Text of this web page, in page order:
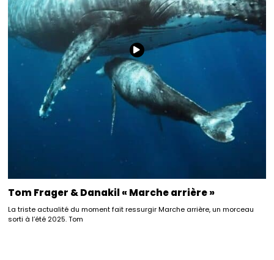
Tom Frager & Danakil « Marche arrière »
La triste actualité du moment fait ressurgir Marche arrière, un morceau
sorti à l’été 2025. Tom